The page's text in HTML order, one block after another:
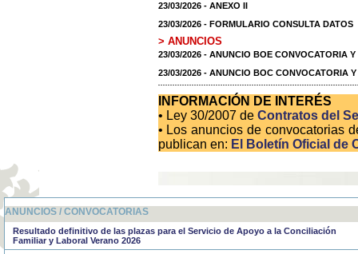
23/03/2026 - ANEXO II
23/03/2026 - FORMULARIO CONSULTA DATOS
> ANUNCIOS
23/03/2026 - ANUNCIO BOE CONVOCATORIA Y
23/03/2026 - ANUNCIO BOC CONVOCATORIA Y
INFORMACIÓN DE INTERÉS
• Ley 30/2007 deContratos del
• Los anuncios de convocatorias
publican en: El Boletín Oficial de
ANUNCIOS / CONVOCATORIAS
Resultado definitivo de las plazas para el Servicio de Apoyo a la Conciliación
Familiar y Laboral Verano 2026